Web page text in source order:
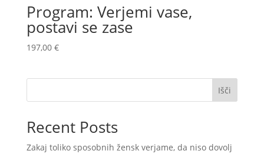
Program: Verjemi vase,
postavi se zase
197,00 €
Išči
Recent Posts
Zakaj toliko sposobnih žensk verjame, da niso dovolj